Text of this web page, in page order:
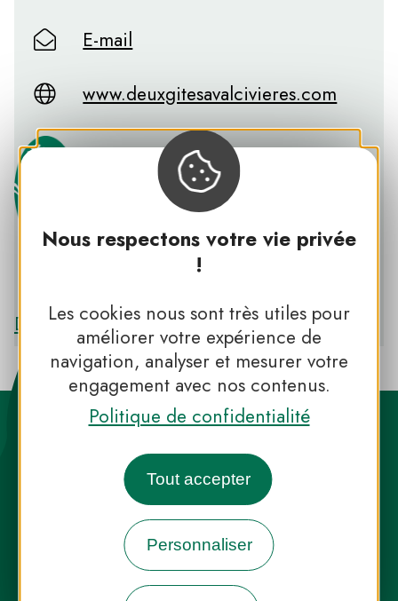
Nous respectons votre vie privée
!
Les cookies nous sont très utiles pour
améliorer votre expérience de
navigation, analyser et mesurer votre
engagement avec nos contenus.
Politique de confidentialité
Tout accepter
Personnaliser
E-mail
www.deuxgitesavalcivieres.com
Découvrir le PNR LIVRADOIS-FOREZ
Destination Parcs, de l’inspiration en
toute saison